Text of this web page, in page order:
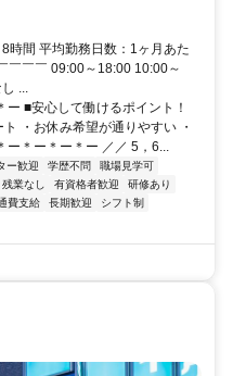
時間 平均勤務日数：1ヶ月あた
￣￣ 09:00～18:00 10:00～
...
■安心して働けるポイント！
・お休み希望が通りやすい ・
ー＊ー＊ー＊ー ／／ 5，6...
ー歓迎 学歴不問
職場見学可
残業なし 有資格者歓迎
研修あり
費支給 長期歓迎
シフト制